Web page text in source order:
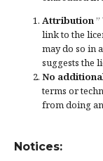
Attribution
link to the
may do so in
suggests the
No
terms or
from doing
Notices: